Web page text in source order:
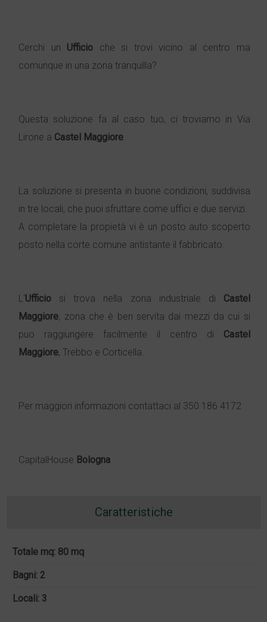
Cerchi un Ufficio che si trovi vicino al centro ma
comunque in una zona tranquilla?
Questa soluzione fa al caso tuo, ci troviamo in Via
Lirone a Castel Maggiore.
La soluzione si presenta in buone condizioni, suddivisa
in tre locali, che puoi sfruttare come uffici e due servizi.
A completare la propietà vi è un posto auto scoperto
posto nella corte comune antistante il fabbricato.
L'Ufficio si trova nella zona industriale di Castel
Maggiore, zona che è ben servita dai mezzi da cui si
puo raggiungere facilmente il centro di Castel
Maggiore, Trebbo e Corticella.
Per maggiori informazioni contattaci al 350 186 4172
CapitalHouse Bologna
Caratteristiche
Totale mq: 80 mq
Bagni: 2
Locali: 3